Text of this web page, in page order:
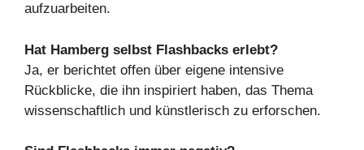
aufzuarbeiten.
Hat Hamberg selbst Flashbacks erlebt?
Ja, er berichtet offen über eigene intensive
Rückblicke, die ihn inspiriert haben, das Thema
wissenschaftlich und künstlerisch zu erforschen.